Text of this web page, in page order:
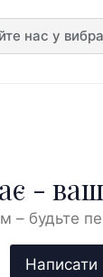
нас у
-
– будьте